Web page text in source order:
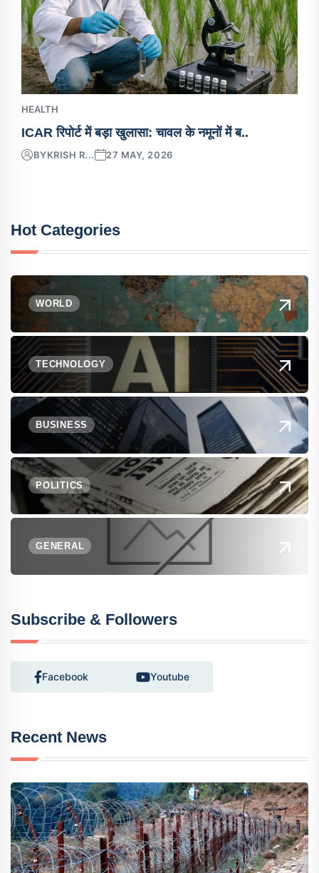
HEALTH
ICAR रिपोर्ट में बड़ा खुलासा: चावल के नमूनों में ब..
BYKRISH R... 27 MAY, 2026
Hot Categories
WORLD
TECHNOLOGY
BUSINESS
POLITICS
GENERAL
Subscribe & Followers
Facebook Youtube
Recent News